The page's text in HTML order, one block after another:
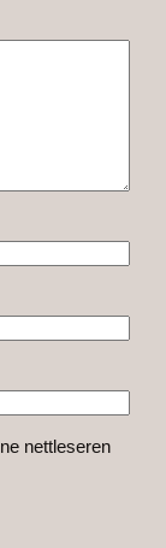
nettleseren